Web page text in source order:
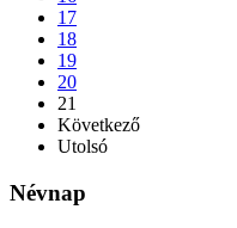
17
18
19
20
21
Következő
Utolsó
Névnap